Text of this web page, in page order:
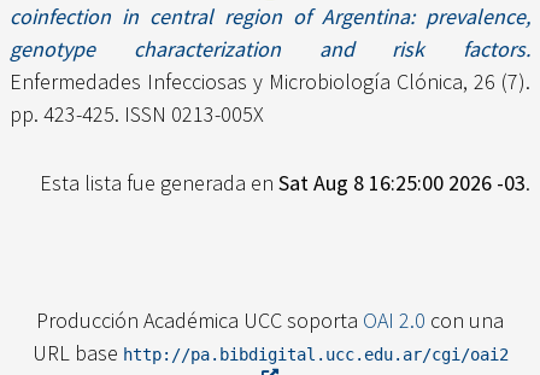
coinfection in central region of Argentina: prevalence,
genotype characterization and risk factors.
Enfermedades Infecciosas y Microbiología Clónica, 26 (7).
pp. 423-425. ISSN 0213-005X
Esta lista fue generada en Sat Aug 8 16:25:00 2026 -03.
Producción Académica UCC soporta OAI 2.0 con una
URL base http://pa.bibdigital.ucc.edu.ar/cgi/oai2